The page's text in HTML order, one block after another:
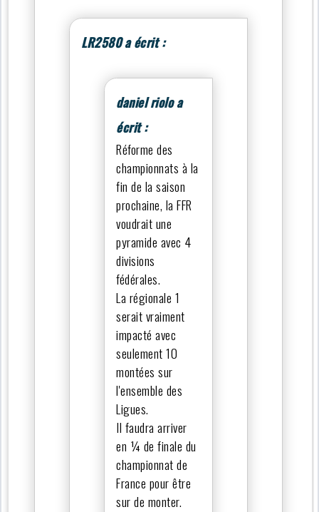
LR2580 a écrit :
daniel riolo a
écrit :
Réforme des
championnats à la
fin de la saison
prochaine, la FFR
voudrait une
pyramide avec 4
divisions
fédérales.
La régionale 1
serait vraiment
impacté avec
seulement 10
montées sur
l'ensemble des
Ligues.
Il faudra arriver
en ¼ de finale du
championnat de
France pour être
sur de monter.